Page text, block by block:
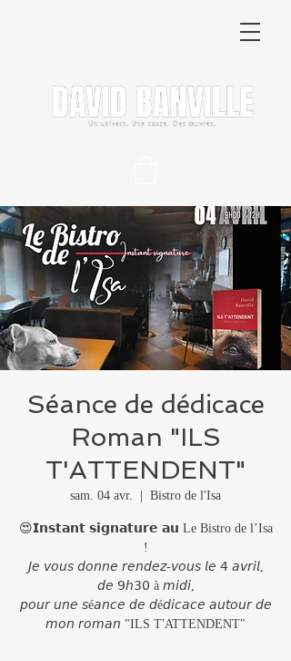
Séance de dédicace
Roman "ILS
T'ATTENDENT"
sam. 04 avr. Bistro de l'Isa
😍𝗜𝗻𝘀𝘁𝗮𝗻𝘁 𝘀𝗶𝗴𝗻𝗮𝘁𝘂𝗿𝗲 𝗮𝘂 Le Bistro de l’Isa
!
𝘑𝘦 𝘷𝘰𝘶𝘴 𝘥𝘰𝘯𝘯𝘦 𝘳𝘦𝘯𝘥𝘦𝘻-𝘷𝘰𝘶𝘴 𝘭𝘦 𝟦 𝘢𝘷𝘳𝘪𝘭,
𝘥𝘦 𝟫𝘩𝟥𝟢 à 𝘮𝘪𝘥𝘪,
𝘱𝘰𝘶𝘳 𝘶𝘯𝘦 𝘴é𝘢𝘯𝘤𝘦 𝘥𝘦 𝘥é𝘥𝘪𝘤𝘢𝘤𝘦 𝘢𝘶𝘵𝘰𝘶𝘳 𝘥𝘦
𝘮𝘰𝘯 𝘳𝘰𝘮𝘢𝘯 "ILS T'ATTENDENT"